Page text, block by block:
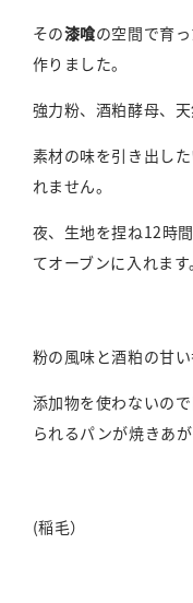
その漆喰の空間で育
作りました。
強力粉、酒粕酵母、
素材の味を引き出し
れません。
夜、生地を捏ね12時
てオーブンに入れます。
粉の風味と酒粕の甘
添加物を使わないの
られるパンが焼きあが
(稲毛）